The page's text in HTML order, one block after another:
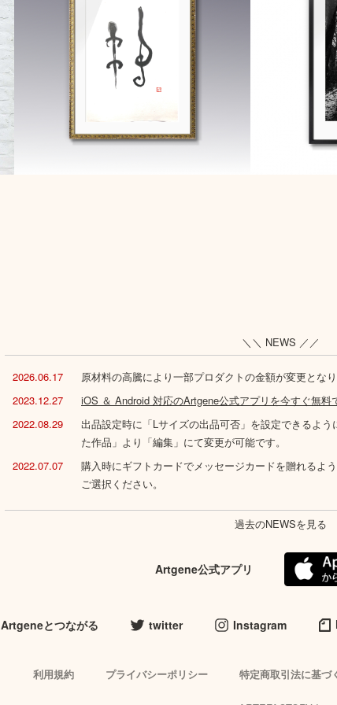
＼＼ NEWS ／／
2026.06.17 原材料の高騰により一部プロダクトの金額が変更とな
2023.12.27
iOS ＆ Android 対応のArtgene公式アプリを今すぐ無料
2022.08.29
出品設定時に「Lサイズの出品可否」を設定できるよ
た作品」より「編集」にて変更が可能です。
2022.07.07
購入時にギフトカードでメッセージカードを贈れるよ
ご選択ください。
過去のNEWSを見る
Artgene公式アプリ
Artgeneとつながる twitter Instagram
利用規約 プライバシーポリシー 特定商取引法に基づ